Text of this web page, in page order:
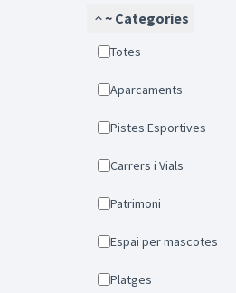
~ Categories
Totes
Aparcaments
Pistes Esportives
Carrers i Vials
Patrimoni
Espai per mascotes
Platges